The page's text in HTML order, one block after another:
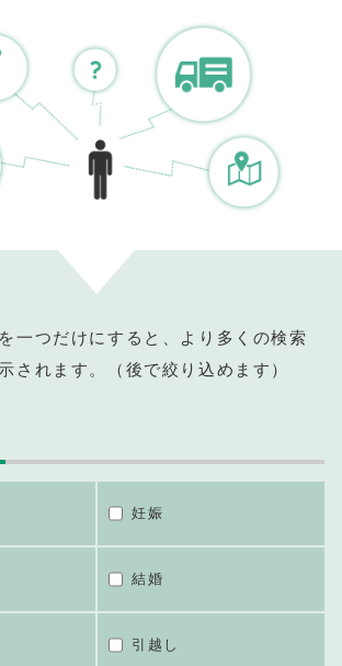
一つだけにすると、より多くの検索
されます。（後で絞り込めます）
妊娠
結婚
引越し